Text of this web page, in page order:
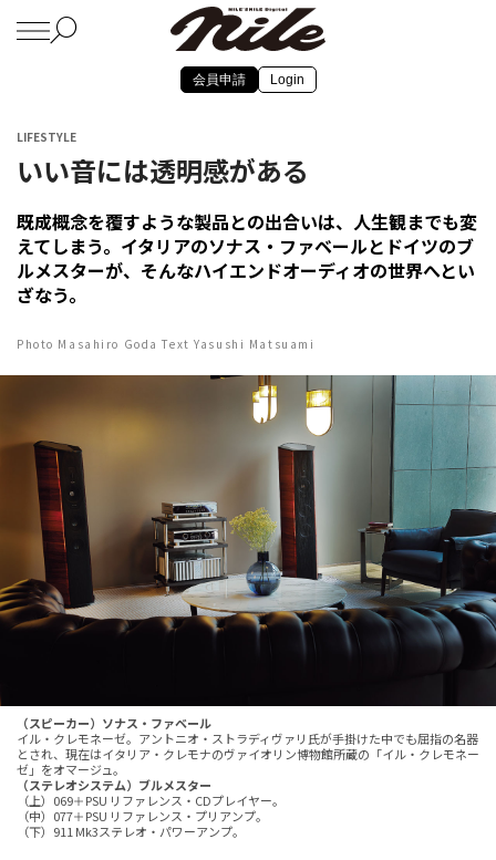
会員申請 Login
LIFESTYLE
いい音には透明感がある
既成概念を覆すような製品との出合いは、人生観までも変
えてしまう。イタリアのソナス・ファベールとドイツのブ
ルメスターが、そんなハイエンドオーディオの世界へとい
ざなう。
Photo Masahiro Goda Text Yasushi Matsuami
（スピーカー）ソナス・ファベール
イル・クレモネーゼ。アントニオ・ストラディヴァリ氏が手掛けた中でも屈指の名器
とされ、現在はイタリア・クレモナのヴァイオリン博物館所蔵の「イル・クレモネー
ゼ」をオマージュ。
（ステレオシステム）ブルメスター
（上）069＋PSU リファレンス・CDプレイヤー。
（中）077＋PSU リファレンス・プリアンプ。
（下）911 Mk3ステレオ・パワーアンプ。